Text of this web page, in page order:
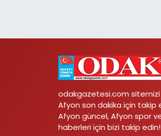
odakgazetesi.com
Afyon son dakika için takip
Afyon güncel, Afyon spor
haberleri için bizi takip edin!